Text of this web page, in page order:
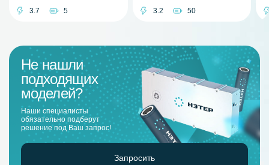
3.7
5
3.2
50
Не нашли
подходящих
моделей?
Наши специалисты
обязательно подберут
решение под Ваш запрос!
Запросить